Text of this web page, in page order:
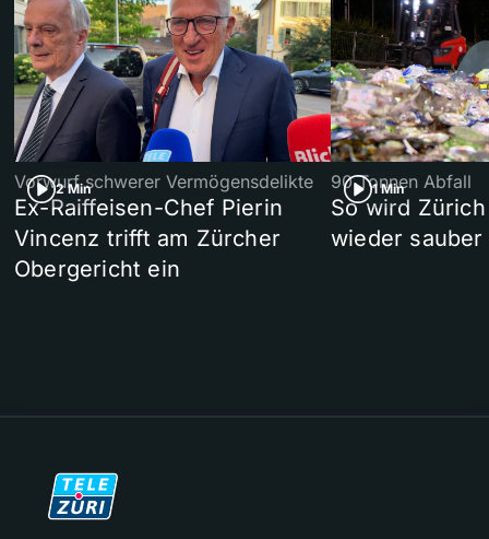
2 Min
Vorwurf schwerer Vermögensdelikte
Ex-Raiffeisen-Chef Pierin
Vincenz trifft am Zürcher
Obergericht ein
1 Min
90 Tonnen Abfall
So wird
wieder sauber